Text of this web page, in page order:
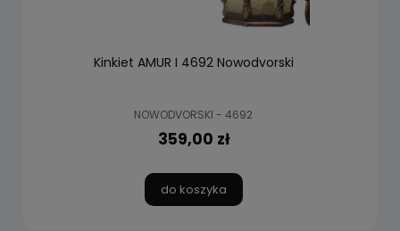
Kinkiet AMUR I 4692 Nowodvorski
NOWODVORSKI - 4692
359,00 zł
do koszyka